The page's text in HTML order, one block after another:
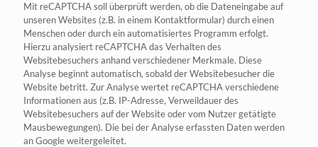
Mit reCAPTCHA soll überprüft werden, ob die Dateneingabe auf
unseren Websites (z.B. in einem Kontaktformular) durch einen
Menschen oder durch ein automatisiertes Programm erfolgt.
Hierzu analysiert reCAPTCHA das Verhalten des
Websitebesuchers anhand verschiedener Merkmale. Diese
Analyse beginnt automatisch, sobald der Websitebesucher die
Website betritt. Zur Analyse wertet reCAPTCHA verschiedene
Informationen aus (z.B. IP-Adresse, Verweildauer des
Websitebesuchers auf der Website oder vom Nutzer getätigte
Mausbewegungen). Die bei der Analyse erfassten Daten werden
an Google weitergeleitet.